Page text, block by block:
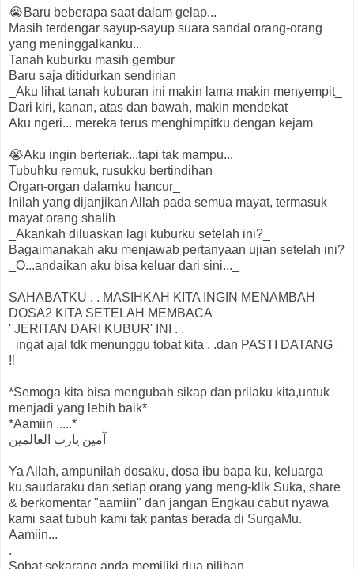
😭Baru beberapa saat dalam gelap...
Masih terdengar sayup-sayup suara sandal orang-orang
yang meninggalkanku...
Tanah kuburku masih gembur
Baru saja ditidurkan sendirian
_Aku lihat tanah kuburan ini makin lama makin menyempit_
Dari kiri, kanan, atas dan bawah, makin mendekat
Aku ngeri... mereka terus menghimpitku dengan kejam
😭Aku ingin berteriak...tapi tak mampu...
Tubuhku remuk, rusukku bertindihan
Organ-organ dalamku hancur_
Inilah yang dijanjikan Allah pada semua mayat, termasuk
mayat orang shalih
_Akankah diluaskan lagi kuburku setelah ini?_
Bagaimanakah aku menjawab pertanyaan ujian setelah ini?
_O...andaikan aku bisa keluar dari sini..._
SAHABATKU . . MASIHKAH KITA INGIN MENAMBAH
DOSA2 KITA SETELAH MEMBACA
' JERITAN DARI KUBUR' INI . .
_ingat ajal tdk menunggu tobat kita . .dan PASTI DATANG_
‼
*Semoga kita bisa mengubah sikap dan prilaku kita,untuk
menjadi yang lebih baik*
*Aamiin .....*
آمين يارب العالمين
Ya Allah, ampunilah dosaku, dosa ibu bapa ku, keluarga
ku,saudaraku dan setiap orang yang meng-klik Suka, share
& berkomentar "aamiin" dan jangan Engkau cabut nyawa
kami saat tubuh kami tak pantas berada di SurgaMu.
Aamiin...
.
Sobat sekarang anda memiliki dua pilihan ,